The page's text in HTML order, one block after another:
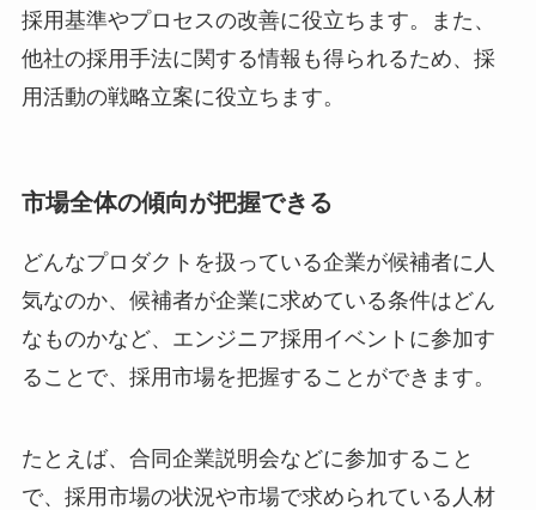
採用基準やプロセスの改善に役立ちます。また、
他社の採用手法に関する情報も得られるため、採
用活動の戦略立案に役立ちます。
市場全体の傾向が把握できる
どんなプロダクトを扱っている企業が候補者に人
気なのか、候補者が企業に求めている条件はどん
なものかなど、エンジニア採用イベントに参加す
ることで、採用市場を把握することができます。
たとえば、合同企業説明会などに参加すること
で、採用市場の状況や市場で求められている人材